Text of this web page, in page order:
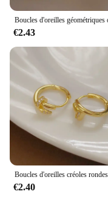
€2.43
€2.40